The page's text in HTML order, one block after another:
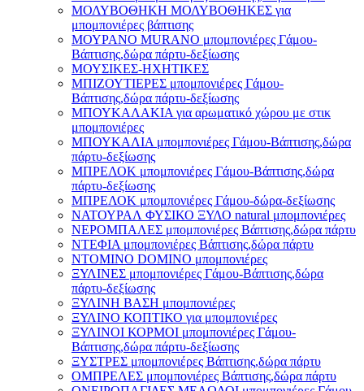
ΜΟΛΥΒΟΘΗΚΗ ΜΟΛΥΒΟΘΗΚΕΣ για
μπομπονιέρες βάπτισης
ΜΟΥΡΑΝΟ MURANO μπομπονιέρες Γάμου-
Βάπτισης,δώρα πάρτυ-δεξίωσης
ΜΟΥΣΙΚΕΣ-ΗΧΗΤΙΚΕΣ
ΜΠΙΖΟΥΤΙΕΡΕΣ μπομπονιέρες Γάμου-
Βάπτισης,δώρα πάρτυ-δεξίωσης
ΜΠΟΥΚΑΛΑΚΙΑ για αρωματικό χώρου με στικ
μπομπονιέρες
ΜΠΟΥΚΑΛΙΑ μπομπονιέρες Γάμου-Βάπτισης,δώρα
πάρτυ-δεξίωσης
ΜΠΡΕΛΟΚ μπομπονιέρες Γάμου-Βάπτισης,δώρα
πάρτυ-δεξίωσης
ΜΠΡΕΛΟΚ μπομπονιέρες Γάμου-δώρα-δεξίωσης
ΝΑΤΟΥΡΑΛ ΦΥΣΙΚΟ ΞΥΛΟ natural μπομπονιέρες
ΝΕΡΟΜΠΑΛΕΣ μπομπονιέρες Βάπτισης,δώρα πάρτυ
ΝΤΕΦΙΑ μπομπονιέρες Βάπτισης,δώρα πάρτυ
ΝΤΟΜΙΝΟ DOMINO μπομπονιέρες
ΞΥΛΙΝΕΣ μπομπονιέρες Γάμου-Βάπτισης,δώρα
πάρτυ-δεξίωσης
ΞΥΛΙΝΗ ΒΑΣΗ μπομπονιέρες
ΞΥΛΙΝΟ ΚΟΠΤΙΚΟ για μπομπονιέρες
ΞΥΛΙΝΟΙ ΚΟΡΜΟΙ μπομπονιέρες Γάμου-
Βάπτισης,δώρα πάρτυ-δεξίωσης
ΞΥΣΤΡΕΣ μπομπονιέρες Βάπτισης,δώρα πάρτυ
ΟΜΠΡΕΛΕΣ μπομπονιέρες Βάπτισης,δώρα πάρτυ